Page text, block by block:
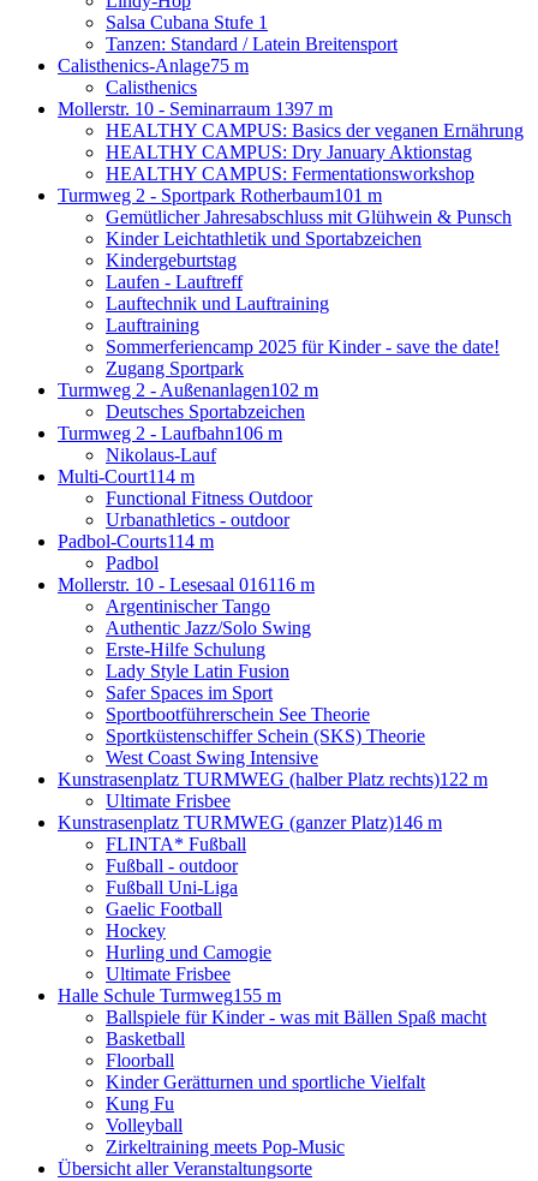
Salsa Cubana Stufe 1
Tanzen: Standard / Latein Breitensport
Calisthenics-Anlage75 m
Calisthenics
Mollerstr. 10 - Seminarraum 1397 m
HEALTHY CAMPUS: Basics der veganen Ernährung
HEALTHY CAMPUS: Dry January Aktionstag
HEALTHY CAMPUS: Fermentationsworkshop
Turmweg 2 - Sportpark Rotherbaum101 m
Gemütlicher Jahresabschluss mit Glühwein & Punsch
Kinder Leichtathletik und Sportabzeichen
Kindergeburtstag
Laufen - Lauftreff
Lauftechnik und Lauftraining
Lauftraining
Sommerferiencamp 2025 für Kinder - save the date!
Zugang Sportpark
Turmweg 2 - Außenanlagen102 m
Deutsches Sportabzeichen
Turmweg 2 - Laufbahn106 m
Nikolaus-Lauf
Multi-Court114 m
Functional Fitness Outdoor
Urbanathletics - outdoor
Padbol-Courts114 m
Padbol
Mollerstr. 10 - Lesesaal 016116 m
Argentinischer Tango
Authentic Jazz/Solo Swing
Erste-Hilfe Schulung
Lady Style Latin Fusion
Safer Spaces im Sport
Sportbootführerschein See Theorie
Sportküstenschiffer Schein (SKS) Theorie
West Coast Swing Intensive
Kunstrasenplatz TURMWEG (halber Platz rechts)122 m
Ultimate Frisbee
Kunstrasenplatz TURMWEG (ganzer Platz)146 m
FLINTA* Fußball
Fußball - outdoor
Fußball Uni-Liga
Gaelic Football
Hockey
Hurling und Camogie
Ultimate Frisbee
Halle Schule Turmweg155 m
Ballspiele für Kinder - was mit Bällen Spaß macht
Basketball
Floorball
Kinder Gerätturnen und sportliche Vielfalt
Kung Fu
Volleyball
Zirkeltraining meets Pop-Music
Übersicht aller Veranstaltungsorte